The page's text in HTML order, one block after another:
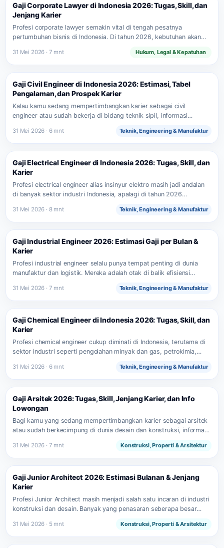
Gaji Corporate Lawyer di Indonesia 2026: Tugas, Skill, dan
Jenjang Karier
Profesi corporate lawyer semakin vital di tengah pesatnya
pertumbuhan bisnis di Indonesia. Di tahun 2026, kebutuhan akan
31 Mei 2026 · 7 mnt Hukum, Legal & Kepatuhan
Gaji Civil Engineer di Indonesia 2026: Estimasi, Tabel
Pengalaman, dan Prospek Karier
Kalau kamu sedang mempertimbangkan karier sebagai civil
engineer atau sudah bekerja di bidang teknik sipil, informasi
31 Mei 2026 · 6 mnt Teknik, Engineering & Manufaktur
Gaji Electrical Engineer di Indonesia 2026: Tugas, Skill, dan
Karier
Profesi electrical engineer alias insinyur elektro masih jadi andalan
di banyak sektor industri Indonesia, apalagi di tahun 2026…
31 Mei 2026 · 8 mnt Teknik, Engineering & Manufaktur
Gaji Industrial Engineer 2026: Estimasi Gaji per Bulan &
Karier
Profesi industrial engineer selalu punya tempat penting di dunia
manufaktur dan logistik. Mereka adalah otak di balik efisiensi…
31 Mei 2026 · 7 mnt Teknik, Engineering & Manufaktur
Gaji Chemical Engineer di Indonesia 2026: Tugas, Skill, dan
Karier
Profesi chemical engineer cukup diminati di Indonesia, terutama di
sektor industri seperti pengolahan minyak dan gas, petrokimia,
31 Mei 2026 · 6 mnt Teknik, Engineering & Manufaktur
Gaji Arsitek 2026: Tugas, Skill, Jenjang Karier, dan Info
Lowongan
Bagi kamu yang sedang mempertimbangkan karier sebagai arsitek
atau sudah berkecimpung di dunia desain dan konstruksi, informasi
31 Mei 2026 · 7 mnt Konstruksi, Properti & Arsitektur
Gaji Junior Architect 2026: Estimasi Bulanan & Jenjang
Karier
Profesi Junior Architect masih menjadi salah satu incaran di industri
konstruksi dan desain. Banyak yang penasaran seberapa besar…
31 Mei 2026 · 5 mnt Konstruksi, Properti & Arsitektur